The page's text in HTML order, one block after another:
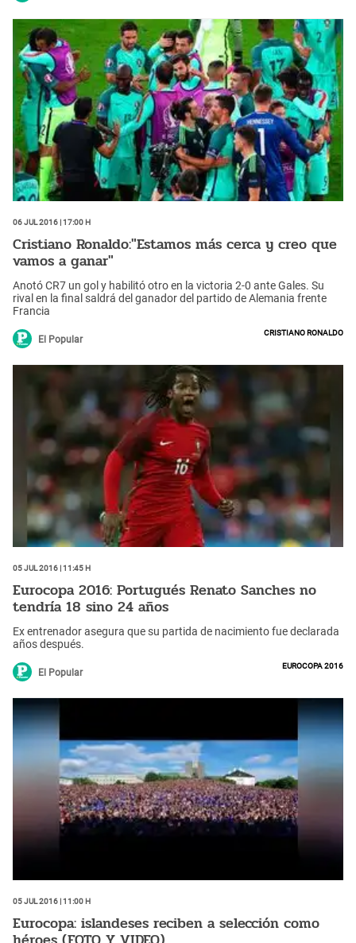
06 Jul 2016 | 17:00 h
Cristiano Ronaldo:"Estamos más cerca y creo que
vamos a ganar"
Anotó CR7 un gol y habilitó otro en la victoria 2-0 ante Gales. Su
rival en la final saldrá del ganador del partido de Alemania frente
Francia
El Popular
Cristiano Ronaldo
05 Jul 2016 | 11:45 h
Eurocopa 2016: Portugués Renato Sanches no
tendría 18 sino 24 años
Ex entrenador asegura que su partida de nacimiento fue declarada
años después.
El Popular
Eurocopa 2016
05 Jul 2016 | 11:00 h
Eurocopa: islandeses reciben a selección como